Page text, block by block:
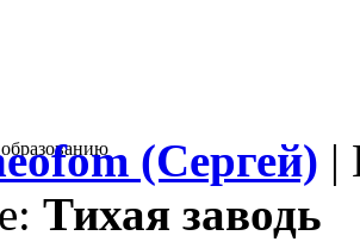
(Сергей) |
Тихая заводь